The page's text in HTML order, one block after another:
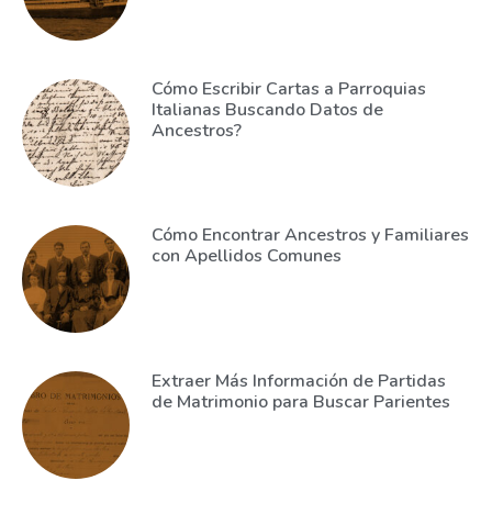
Cómo Escribir Cartas a Parroquias
Italianas Buscando Datos de
Ancestros?
Cómo Encontrar Ancestros y Familiares
con Apellidos Comunes
Extraer Más Información de Partidas
de Matrimonio para Buscar Parientes